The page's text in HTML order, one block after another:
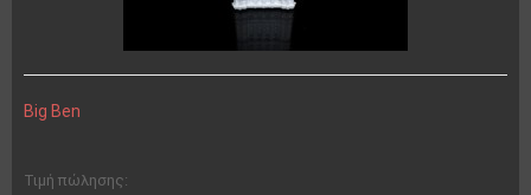
Big Ben
Τιμή πώλησης: